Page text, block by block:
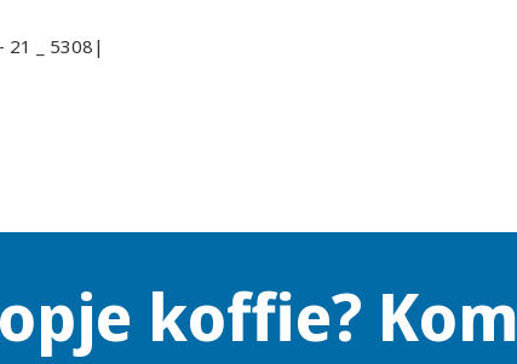
21 _ 5308|
koffie? Kom